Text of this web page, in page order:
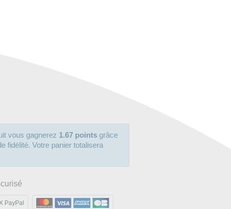
vous gagnerez 1.67 points grâce
fidélité. Votre panier totalisera
PayPal